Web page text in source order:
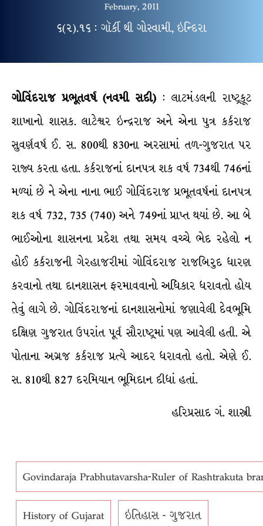
February, 2011
૬(૨).૧૬ : ગૉર્કી થી ગોસ્વામી, ઇન્દિરા
ગોવિંદરાજ પ્રભૂતવર્ષ (નવમી સદી) : લાટમંડલની રાષ્ટ્રકૂટ
શાખાનો શાસક. લાટેશ્વર ઇન્દ્રરાજ અને એના પુત્ર કર્કરાજ
સુવર્ણવર્ષ ઈ. સ. 800થી 830ના અરસામાં તળ-ગુજરાત પર
રાજ્ય કરતા હતા. કર્કરાજનાં દાનપત્ર શક વર્ષ 734થી 746નાં
મળ્યાં છે ને એના નાના ભાઈ ગોવિંદરાજ પ્રભૂતવર્ષનાં દાનપત્ર
શક વર્ષ 732, 735 (740) અને 749નાં પ્રાપ્ત થયાં છે. આ બે
ભાઈઓના શાસનના પ્રદેશ તથા સમય વચ્ચે ભેદ રહેલો ન
હોઈ કર્કરાજની ગેરહાજરીમાં ગોવિંદરાજ રાજબિરુદ ધારણ
કરવાનો તથા દાનશાસન ફરમાવવાનો અધિકાર ધરાવતો હોય
તેવું લાગે છે. ગોવિંદરાજનાં દાનશાસનોમાં જણાવેલી દેવભૂમિ
દક્ષિણ ગુજરાત ઉપરાંત પૂર્વ સૌરાષ્ટ્રમાં પણ આવેલી હતી. એ
પોતાના અગ્રજ કર્કરાજ પ્રત્યે આદર ધરાવતો હતો. એણે ઈ.
સ. 810થી 827 દરમિયાન ભૂમિદાન દીધાં હતાં.
હરિપ્રસાદ ગં. શાસ્ત્રી
Govindaraja Prabhutavarsha-Ruler of Rashtrakuta
History of Gujarat ઇતિહાસ - ગુજરાત